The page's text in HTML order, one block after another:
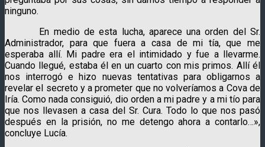
ninguno.
En medio de esta lucha, aparece una orden del Sr.
Administrador, para que fuera a casa de mi tía, que me
esperaba allí. Mi padre era el intimidado y fue a llevarme.
Cuando llegué, estaba él en un cuarto con mis primos. Allí él
nos interrogó e hizo nuevas tentativas para obligarnos a
revelar el secreto y a prometer que no volveríamos a Cova de
Iría. Como nada consiguió, dio orden a mi padre y a mi tío para
que nos llevasen a casa del Sr. Cura. Todo lo que nos pasó
después en la prisión, no me detengo ahora a contarlo…»,
concluye Lucía.